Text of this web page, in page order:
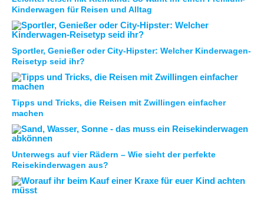
Kinderwagen für Reisen und Alltag
Sportler, Genießer oder City-Hipster: Welcher Kinderwagen-
Reisetyp seid ihr?
Tipps und Tricks, die Reisen mit Zwillingen einfacher
machen
Unterwegs auf vier Rädern – Wie sieht der perfekte
Reisekinderwagen aus?